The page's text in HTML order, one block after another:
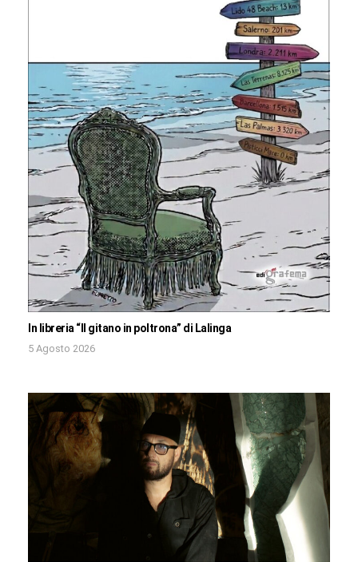
In libreria “Il gitano in poltrona” di Lalinga
5 Agosto 2026